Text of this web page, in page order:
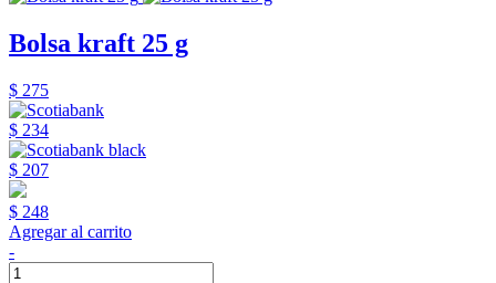
Bolsa kraft 25 g
$ 275
$ 234
$ 207
$ 248
Agregar al carrito
-